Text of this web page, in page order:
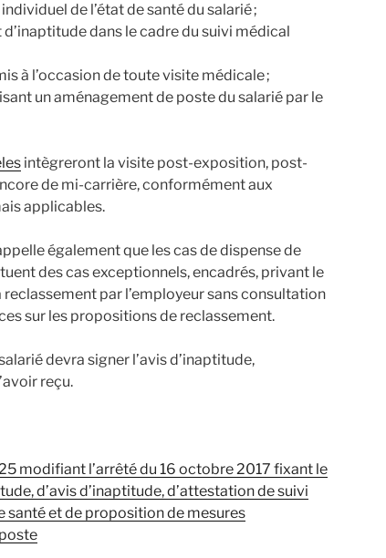
de l’état de santé du salarié ;
d’inaptitude dans le cadre du suivi médical
à l’occasion de toute visite médicale ;
un aménagement de poste du salarié par le
intègreront la visite post-exposition, post-
de mi-carrière, conformément aux
applicables.
également que les cas de dispense de
des cas exceptionnels, encadrés, privant le
par l’employeur sans consultation
sur les propositions de reclassement.
devra signer l’avis d’inaptitude,
reçu.
modifiant l’arrêté du 16 octobre 2017 fixant le
d’avis d’inaptitude, d’attestation de suivi
santé et de proposition de mesures